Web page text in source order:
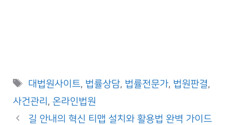
Tags
대법원사이트, 법률상담, 법률전문가, 법원판결,
사건관리, 온라인법원
길 안내의 혁신 티맵 설치와 활용법 완벽 가이드